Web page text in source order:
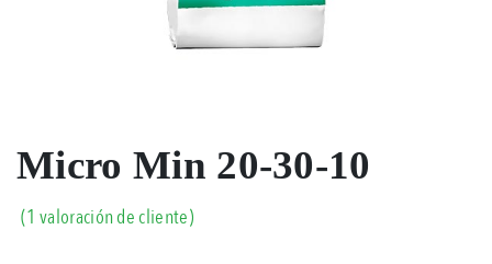
Micro Min 20-30-10
(1 valoración de cliente)